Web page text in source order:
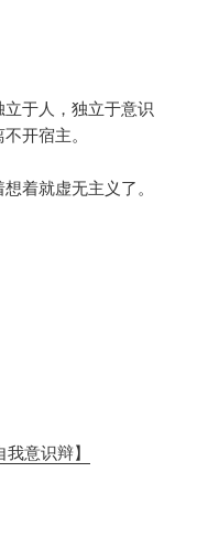
于人，独立于意识
开宿主。
着就虚无主义了。
意识辩】